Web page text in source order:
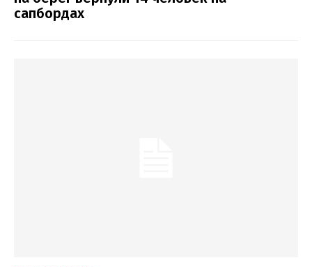
сапбордах